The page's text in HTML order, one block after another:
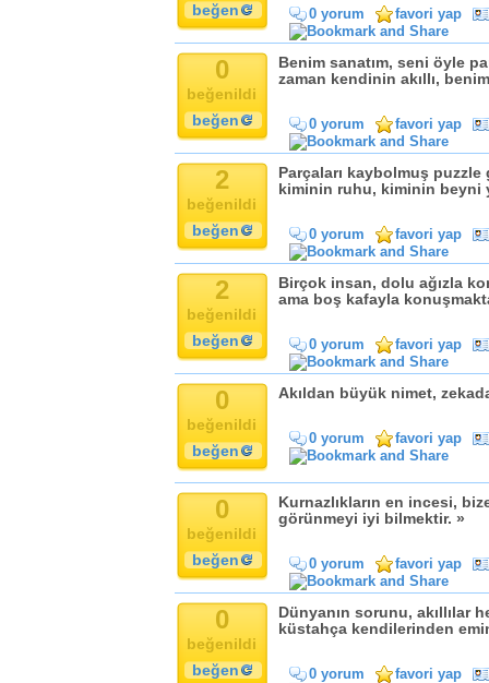
beğen
0 yorum favori yap
0
beğenildi
beğen
Benim sanatım, seni öyle
zaman kendinin akıllı,
0 yorum favori yap
2
beğenildi
beğen
Parçaları kaybolmuş
kiminin ruhu, kiminin beyni
0 yorum favori yap
2
beğenildi
beğen
Birçok insan, dolu ağızla
ama boş kafayla
0 yorum favori yap
0
beğenildi
beğen
Akıldan büyük nimet,
0 yorum favori yap
0
beğenildi
beğen
Kurnazlıkların en incesi,
görünmeyi iyi bilmektir. »
0 yorum favori yap
0
beğenildi
beğen
Dünyanın sorunu, akıllılar
küstahça kendilerinden
0 yorum favori yap